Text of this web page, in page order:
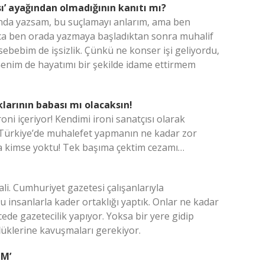
ayağından olmadığının kanıtı mı?
yazsam, bu suçlamayı anlarım, ama ben
ben orada yazmaya başladıktan sonra muhalif
de işsizlik. Çünkü ne konser işi geliyordu,
de hayatımı bir şekilde idame ettirmem
babası mı olacaksın!
içeriyor! Kendimi ironi sanatçısı olarak
muhalefet yapmanın ne kadar zor
yoktu! Tek başıma çektim cezamı…
Cumhuriyet gazetesi çalışanlarıyla
insanlarla kader ortaklığı yaptık. Onlar ne kadar
gazetecilik yapıyor. Yoksa bir yere gidip
kavuşmaları gerekiyor.